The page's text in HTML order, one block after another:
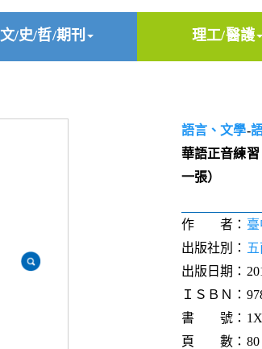
文/史/哲/期刊 理工/醫護
語言、文學-
華語正音練
一張）
作 者：
出版社別：
出版日期：
ＩＳＢＮ：
書 號：
頁 數：80